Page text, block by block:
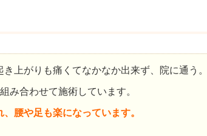
上がりも痛くてなかなか出来ず、院に通う。
み合わせて施術しています。
腰や足も楽になっています。